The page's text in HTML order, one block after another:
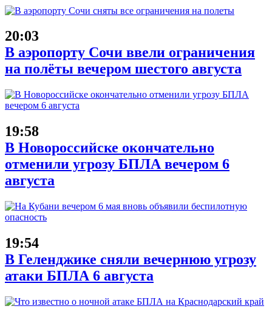
20:03
В аэропорту Сочи ввели ограничения
на полёты вечером шестого августа
19:58
В Новороссийске окончательно
отменили угрозу БПЛА вечером 6
августа
19:54
В Геленджике сняли вечернюю угрозу
атаки БПЛА 6 августа